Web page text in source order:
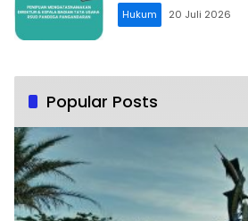
Hukum 20 Juli 2026
Popular Posts